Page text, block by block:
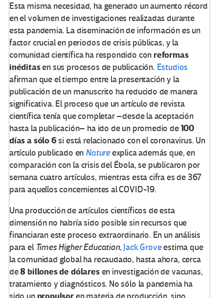
Esta misma necesidad, ha generado un aumento récord
en el volumen de investigaciones realizadas durante
esta pandemia. La diseminación de información es un
factor crucial en periodos de crisis públicas, y la
comunidad científica ha respondido con reformas
inéditasen sus procesos de publicación. Estudios
afirman que el tiempo entre la presentación y la
publicación de un manuscrito ha reducido de manera
significativa. El proceso que un artículo de revista
científica tenía que completar –desde la aceptación
hasta la publicación– ha ido de un promedio de100
días a sólo 6 si está relacionado con el coronavirus. Un
artículo publicado en Natureexplica además que, en
comparación con la crisis del Ébola, se publicaron por
semana cuatro artículos, mientras esta cifra es de 367
para aquellos concernientes al COVID-19.
Una producción de artículos científicos de esta
dimensión no habría sido posible sin recursos que
financiaran este proceso extraordinario. En un análisis
para el Times Higher Education, Jack Groveestima que
la comunidad global ha recaudado, hasta ahora, cerca
de8 billones de dólaresen investigación de vacunas,
tratamiento y diagnósticos. No sólo la pandemia ha